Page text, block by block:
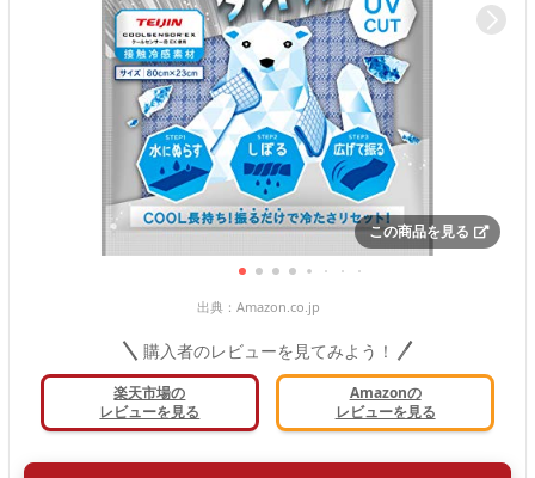
この商品を見る
出典： Amazon.co.jp
購入者のレビューを見てみよう！
楽天市場の
レビューを見る
Amazonの
レビューを見る